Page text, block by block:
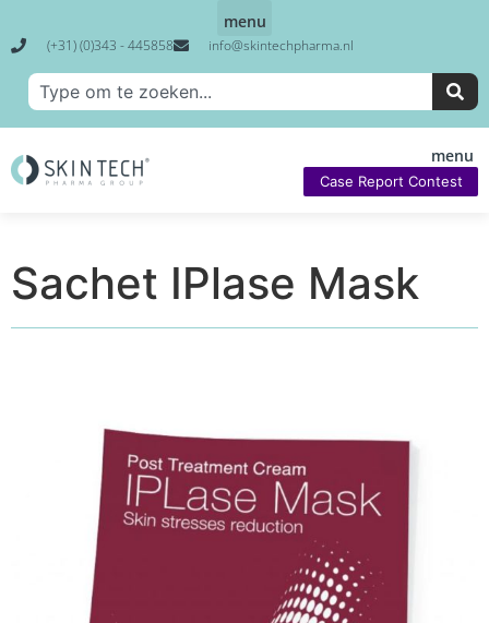
(+31) (0)343 - 445858 info@skintechpharma.nl
Case Report Contest
Sachet IPlase Mask